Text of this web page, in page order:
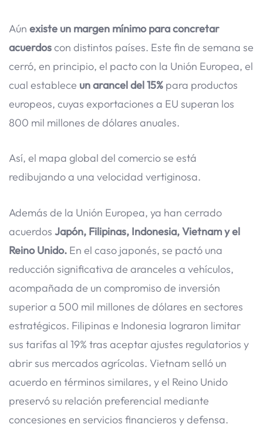
Aún existe un margen mínimo para concretar
acuerdoscon distintos países. Este fin de semana se
cerró, en principio, el pacto con la Unión Europea, el
cual establece un arancel del 15% para productos
europeos, cuyas exportaciones a EU superan los
800 mil millones de dólares anuales.
Así, el mapa global del comercio se está
redibujando a una velocidad vertiginosa.
Además de la Unión Europea, ya han cerrado
acuerdos Japón, Filipinas, Indonesia, Vietnam y el
Reino Unido. En el caso japonés, se pactó una
reducción significativa de aranceles a vehículos,
acompañada de un compromiso de inversión
superior a 500 mil millones de dólares en sectores
estratégicos. Filipinas e Indonesia lograron limitar
sus tarifas al 19% tras aceptar ajustes regulatorios y
abrir sus mercados agrícolas. Vietnam selló un
acuerdo en términos similares, y el Reino Unido
preservó su relación preferencial mediante
concesiones en servicios financieros y defensa.